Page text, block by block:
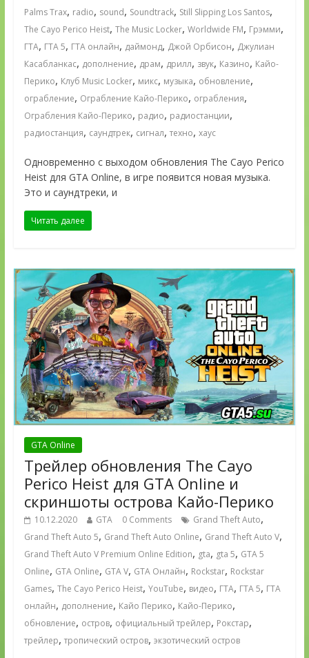
Palms Trax, radio, sound, Soundtrack, Still Slipping Los Santos,
The Cayo Perico Heist, The Music Locker, Worldwide FM, Грэмми,
ГТА, ГТА 5, ГТА онлайн, даймонд, Джой Орбисон, Джулиан
Касабланкас, дополнение, драм, дрилл, звук, Казино, Кайо-
Перико, Клуб Music Locker, микс, музыка, обновление,
ограбление, Ограбление Кайо-Перико, ограбления,
Ограбления Кайо-Перико, радио, радиостанции,
радиостанция, саундтрек, сигнал, техно, хаус
Одновременно с выходом обновления The Cayo Perico
Heist для GTA Online, в игре появится новая музыка.
Это и саундтреки, и
Читать далее
GTA Online
Трейлер обновления The Cayo
Perico Heist для GTA Online и
скриншоты острова Кайо-Перико
10.12.2020 GTA 0 Comments Grand Theft Auto,
Grand Theft Auto 5, Grand Theft Auto Online, Grand Theft Auto V,
Grand Theft Auto V Premium Online Edition, gta, gta 5, GTA 5
Online, GTA Online, GTA V, GTA Онлайн, Rockstar, Rockstar
Games, The Cayo Perico Heist, YouTube, видео, ГТА, ГТА 5, ГТА
онлайн, дополнение, Кайо Перико, Кайо-Перико,
обновление, остров, официальный трейлер, Рокстар,
трейлер, тропический остров, экзотический остров